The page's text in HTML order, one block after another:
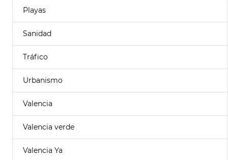
Playas
Sanidad
Tráfico
Urbanismo
Valencia
Valencia verde
Valencia Ya